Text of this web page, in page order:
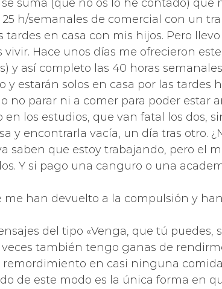
suma (que no os lo he contado)
h/semanales de comercial con un
en casa con mis hijos. Pero
Hace unos días me ofrecieron
y así completo las 40 horas
estarán solos en casa por las tardes
no parar ni a comer para poder estar
los estudios, que van fatal los dos,
y encontrarla vacía, un día tras otro.
saben que estoy trabajando, pero el
Y si pago una canguro o una
me han devuelto a la compulsión y
del tipo «Venga, que tú puedes,
también tengo ganas de
en casi ninguna
de este modo es la única forma en